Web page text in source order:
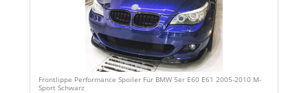
Frontlippe Performance Spoiler Für BMW 5er E60 E61 2005-2010 M-
Sport Schwarz